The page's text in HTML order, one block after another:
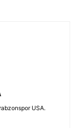
USA.